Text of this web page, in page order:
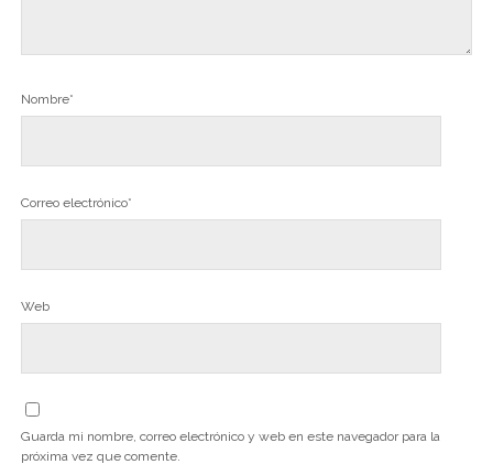
Nombre*
Correo electrónico*
Web
Guarda mi nombre, correo electrónico y web en este navegador para la
próxima vez que comente.